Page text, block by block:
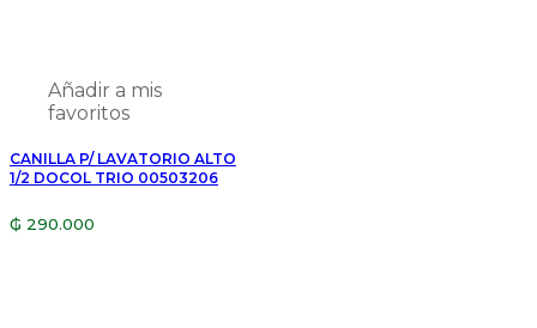
Añadir a mis
favoritos
CANILLA P/ LAVATORIO ALTO
1/2 DOCOL TRIO 00503206
₲ 290.000